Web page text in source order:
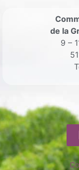
de la
9 –